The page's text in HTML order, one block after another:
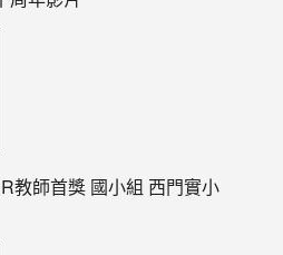
教師首獎 國小組 西門實小